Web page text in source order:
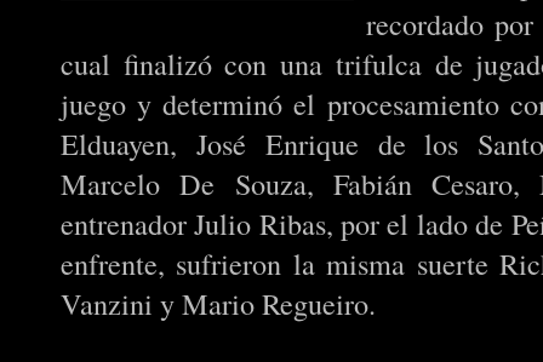
recordado
cual finalizó con una trifulca de
juego y determinó el procesamiento
Elduayen, José Enrique de los
Marcelo De Souza, Fabián
entrenador Julio Ribas, por el lado de
enfrente, sufrieron la misma suerte
Vanzini y Mario Regueiro.